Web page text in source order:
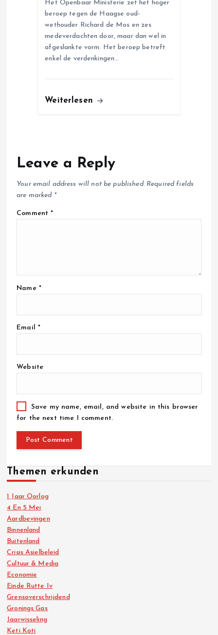
Het Openbaar Ministerie zet het hoger
beroep tegen de Haagse oud-
wethouder Richard de Mos en zes
medeverdachten door, maar dan wel in
afgeslankte vorm. Het beroep betreft
enkel de verdenkingen…
Weiterlesen
Leave a Reply
Your email address will not be published. Required fields
are marked *
Comment*
Name *
Email *
Website
Save my name, email, and website in this browser
for the next time I comment.
Themen erkunden
1 Jaar Oorlog
4 En 5 Mei
Aardbevingen
Binnenland
Buitenland
Crisis Asielbeleid
Cultuur & Media
Economie
Einde Rutte Iv
Grensoverschrijdend
Gronings Gas
Jaarwisseling
Keti Koti